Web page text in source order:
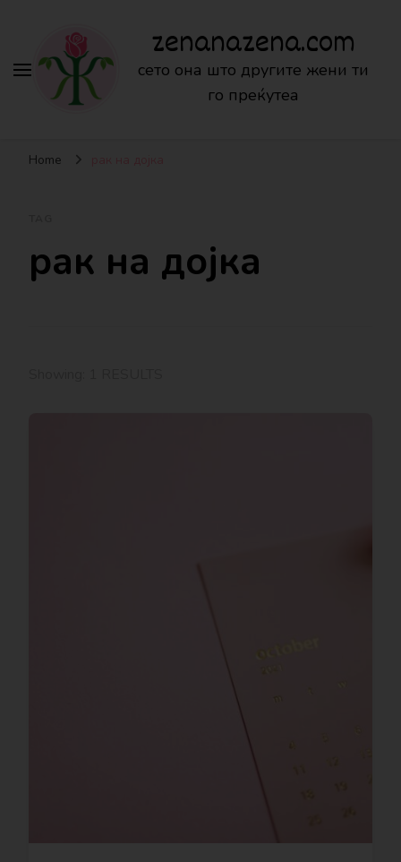
zenanazena.com
сето она што другите жени ти
го преќутеа
Home
рак на дојка